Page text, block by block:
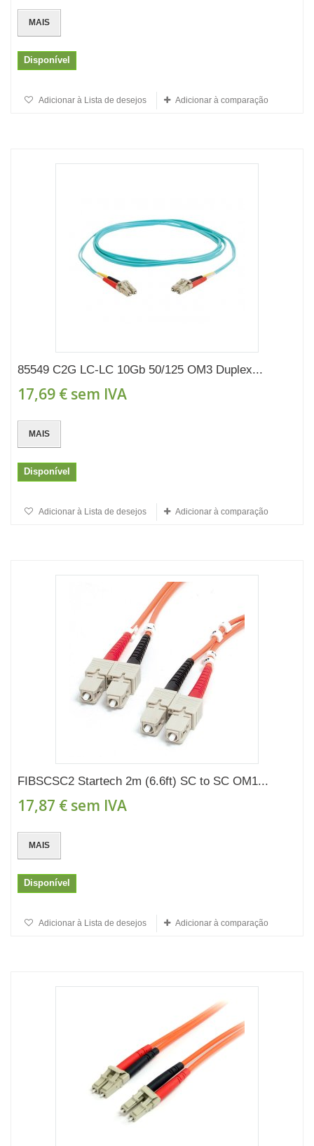
MAIS
Disponível
Adicionar à Lista de desejos Adicionar à comparação
85549 C2G LC-LC 10Gb 50/125 OM3 Duplex...
17,69 € sem IVA
MAIS
Disponível
Adicionar à Lista de desejos Adicionar à comparação
FIBSCSC2 Startech 2m (6.6ft) SC to SC OM1...
17,87 € sem IVA
MAIS
Disponível
Adicionar à Lista de desejos Adicionar à comparação